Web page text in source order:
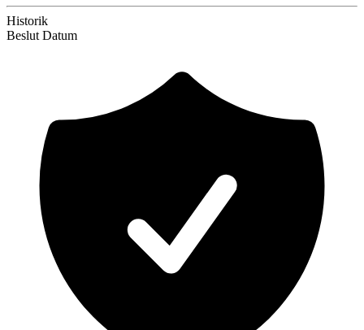
Historik
Beslut Datum